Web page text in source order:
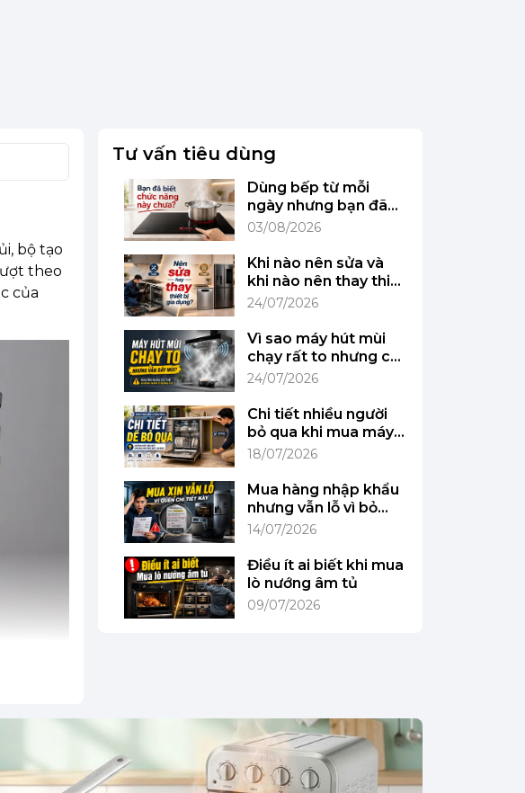
bộ tạo
theo
của
Tư vấn tiêu dùng
Dùng bếp từ mỗi
ngày nhưng bạn đã
biết chức năng này
03/08/2026
Khi nào nên sửa và
khi nào nên thay thiết
bị gia dụng?
24/07/2026
Vì sao máy hút mùi
chạy rất to nhưng căn
bếp vẫn đầy mùi?
24/07/2026
Chi tiết nhiều người
bỏ qua khi mua máy
rửa bát lần đầu
18/07/2026
Mua hàng nhập khẩu
nhưng vẫn lỗ vì bỏ
qua chi tiết này
14/07/2026
Điều ít ai biết khi mua
lò nướng âm tủ
09/07/2026